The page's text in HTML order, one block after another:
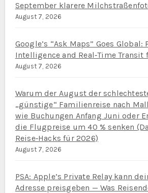
September klarere
August 7, 2026
Google’s “Ask Maps” Goes Global:
Intelligence and Real‑Time Transit
August 7, 2026
Warum der August der
„günstige“ Familienreise nach
wie Buchungen Anfang Juni oder
die Flugpreise um 40 % senken
Reise‑Hacks für 2026)
August 7, 2026
PSA: Apple’s Private Relay kann
Adresse preisgeben — Was